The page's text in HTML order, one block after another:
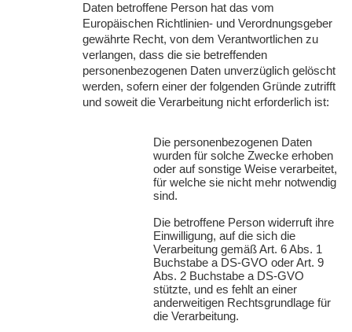
Daten betroffene Person hat das vom
Europäischen Richtlinien- und Verordnungsgeber
gewährte Recht, von dem Verantwortlichen zu
verlangen, dass die sie betreffenden
personenbezogenen Daten unverzüglich gelöscht
werden, sofern einer der folgenden Gründe zutrifft
und soweit die Verarbeitung nicht erforderlich ist:
Die personenbezogenen Daten
wurden für solche Zwecke erhoben
oder auf sonstige Weise verarbeitet,
für welche sie nicht mehr notwendig
sind.
Die betroffene Person widerruft ihre
Einwilligung, auf die sich die
Verarbeitung gemäß Art. 6 Abs. 1
Buchstabe a DS-GVO oder Art. 9
Abs. 2 Buchstabe a DS-GVO
stützte, und es fehlt an einer
anderweitigen Rechtsgrundlage für
die Verarbeitung.